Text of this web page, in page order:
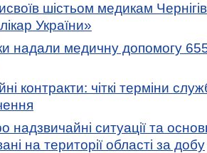
шістьом медикам
України»
надали медичну допомогу
контракти: чіткі терміни
надзвичайні ситуації та
на території області за добу